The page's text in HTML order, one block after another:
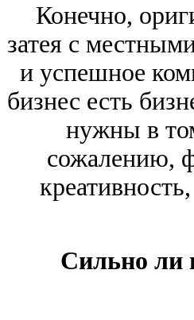
Конечно,
затея с
и успешное
бизнес есть
нужны в
сожалению,
Сильно ли